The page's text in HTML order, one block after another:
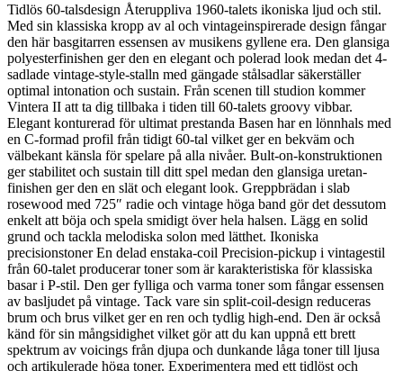
Tidlös 60-talsdesign Återuppliva 1960-talets ikoniska ljud och stil.
Med sin klassiska kropp av al och vintageinspirerade design fångar
den här basgitarren essensen av musikens gyllene era. Den glansiga
polyesterfinishen ger den en elegant och polerad look medan det 4-
sadlade vintage-style-stalln med gängade stålsadlar säkerställer
optimal intonation och sustain. Från scenen till studion kommer
Vintera II att ta dig tillbaka i tiden till 60-talets groovy vibbar.
Elegant konturerad för ultimat prestanda Basen har en lönnhals med
en C-formad profil från tidigt 60-tal vilket ger en bekväm och
välbekant känsla för spelare på alla nivåer. Bult-on-konstruktionen
ger stabilitet och sustain till ditt spel medan den glansiga uretan-
finishen ger den en slät och elegant look. Greppbrädan i slab
rosewood med 725″ radie och vintage höga band gör det dessutom
enkelt att böja och spela smidigt över hela halsen. Lägg en solid
grund och tackla melodiska solon med lätthet. Ikoniska
precisionstoner En delad enstaka-coil Precision-pickup i vintagestil
från 60-talet producerar toner som är karakteristiska för klassiska
basar i P-stil. Den ger fylliga och varma toner som fångar essensen
av basljudet på vintage. Tack vare sin split-coil-design reduceras
brum och brus vilket ger en ren och tydlig high-end. Den är också
känd för sin mångsidighet vilket gör att du kan uppnå ett brett
spektrum av voicings från djupa och dunkande låga toner till ljusa
och artikulerade höga toner. Experimentera med ett tidlöst och